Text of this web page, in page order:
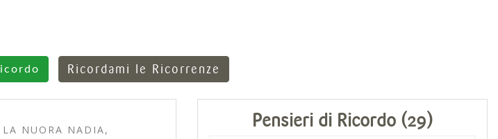
Ricordami le Ricorrenze
NUORA NADIA,
Pensieri di Ricordo (29)